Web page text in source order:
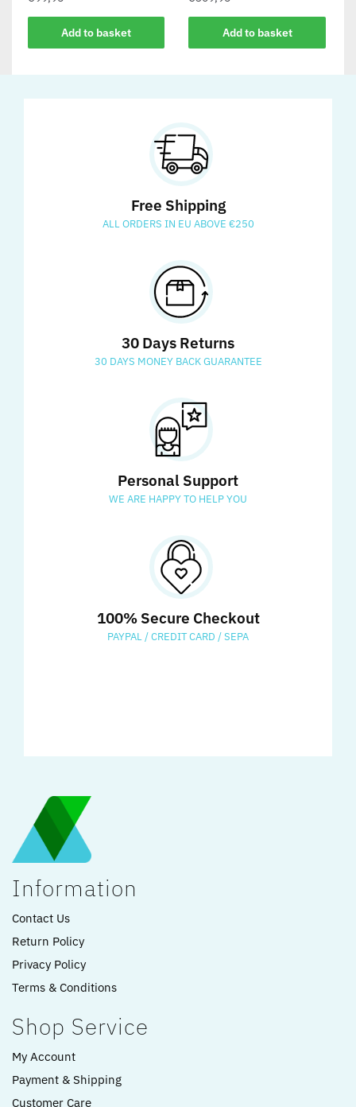
Add to basket Add to basket
Free Shipping
ALL ORDERS IN EU ABOVE €250
30 Days Returns
30 DAYS MONEY BACK GUARANTEE
Personal Support
WE ARE HAPPY TO HELP YOU
100% Secure Checkout
PAYPAL / CREDIT CARD / SEPA
Information
Contact Us
Return Policy
Privacy Policy
Terms & Conditions
Shop Service
My Account
Payment & Shipping
Customer Care